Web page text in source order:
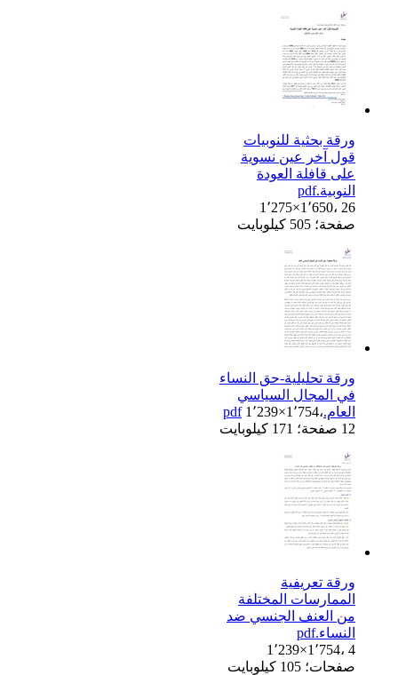
ورقة بحثية للنوبيات
قول آخر عين نسوية
على قافلة العودة
النوبية.pdf
1٬275×1٬650، 26
صفحة؛ 505 كيلوبايت
ورقة تحليلية-حق النساء
في المجال السياسي
العام.pdf1٬239×1٬754،
12 صفحة؛ 171 كيلوبايت
ورقة تعريفية
الممارسات المختلفة
من العنف الجنسي ضد
النساء.pdf
1٬239×1٬754، 4
صفحات؛ 105 كيلوبايت